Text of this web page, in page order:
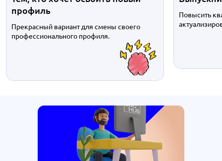
профиль
Прекрасный вариант для смены своего
профессионального профиля.
Повысить